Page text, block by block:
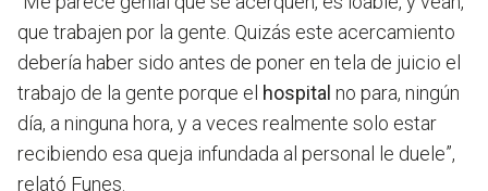
que trabajen por la gente. Quizás este acercamiento
debería haber sido antes de poner en tela de juicio el
trabajo de la gente porque el hospital no para, ningún
día, a ninguna hora, y a veces realmente solo estar
recibiendo esa queja infundada al personal le duele”,
relató Funes.